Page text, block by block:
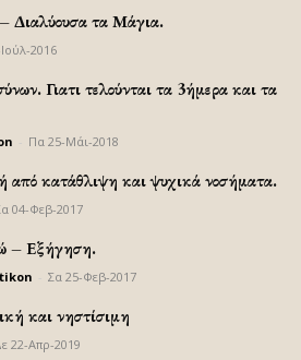
Διαλύουσα τα Μάγια.
2016
Γιατι τελούνται τα 3ήμερα και τα
Πα 25-Μάι-2018
από κατάθλιψη και ψυχικά νοσήματα.
04-Φεβ-2017
– Εξήγηση.
Σα 25-Φεβ-2017
και νηστίσιμη
22-Απρ-2019